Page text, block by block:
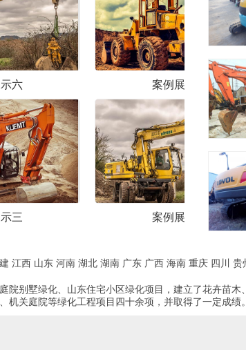
案
案
江西 山东 河南 湖北 湖南 广东 广西 海南 重庆 四川 贵
别墅绿化、山东住宅小区绿化项目，建立了花卉苗
关庭院等绿化工程项目四十余项，并取得了一定成绩。